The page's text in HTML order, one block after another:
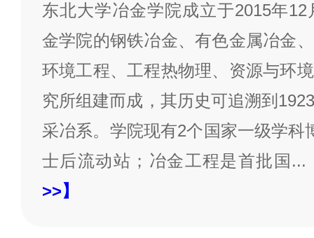
东北大学冶金学院成立于2015年
金学院的钢铁冶金、有色金属冶金
环境工程、工程热物理、资源与环
究所组建而成，其历史可追溯到
采冶系。学院现有2个国家一级学科
士后流动站；冶金工程是首批国 ...
>>】